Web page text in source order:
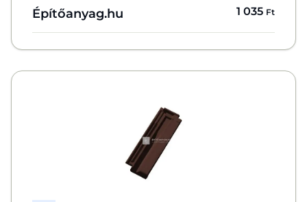
Építőanyag.hu 1 035 Ft